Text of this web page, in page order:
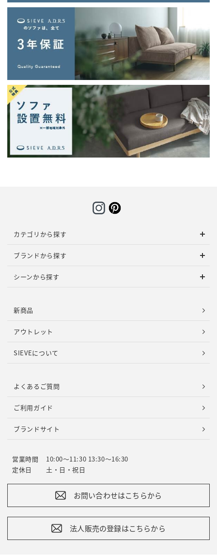
カテゴリから探す
ブランドから探す
シーンから探す
新商品
アウトレット
SIEVEについて
よくあるご質問
ご利用ガイド
ブランドサイト
営業時間
10:00～11:30 13:30～16:30
定休日
土・日・祝日
お問い合わせはこちらから
法人販売の登録はこちらから